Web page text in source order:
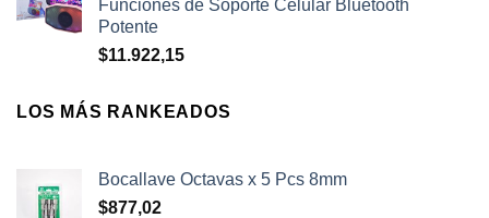
Funciones de Soporte Celular Bluetooth
Potente
$11.922,15
LOS MÁS RANKEADOS
Bocallave Octavas x 5 Pcs 8mm
$877,02